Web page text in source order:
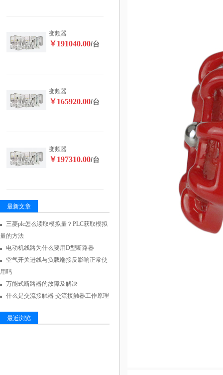
变频器
￥191040.00/台
变频器
￥165920.00/台
变频器
￥197310.00/台
最新文章
三菱plc怎么读取模拟量？PLC获取模拟
量的方法
电动机线路为什么要用D型断路器
空气开关进线与负载端接反影响正常使
用吗
万能式断路器的故障及解决
什么是交流接触器 交流接触器工作原理
最近浏览